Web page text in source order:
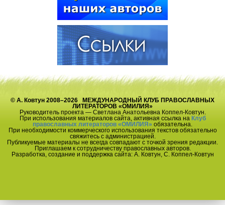
© А. Ковтун 2008–2026 МЕЖДУНАРОДНЫЙ КЛУБ ПРАВОСЛАВНЫХ
ЛИТЕРАТОРОВ «ОМИЛИЯ»
Руководитель проекта — Светлана Анатольевна Коппел-Ковтун.
При использования материалов сайта, активная ссылка на Клуб
православных литераторов «ОМИЛИЯ» обязательна.
При необходимости коммерческого использования текстов обязательно
свяжитесь с администрацией.
Публикуемые материалы не всегда совпадают с точкой зрения редакции.
Приглашаем к сотрудничеству православных авторов.
Разработка, создание и поддержка сайта: А. Ковтун, С. Коппел-Ковтун